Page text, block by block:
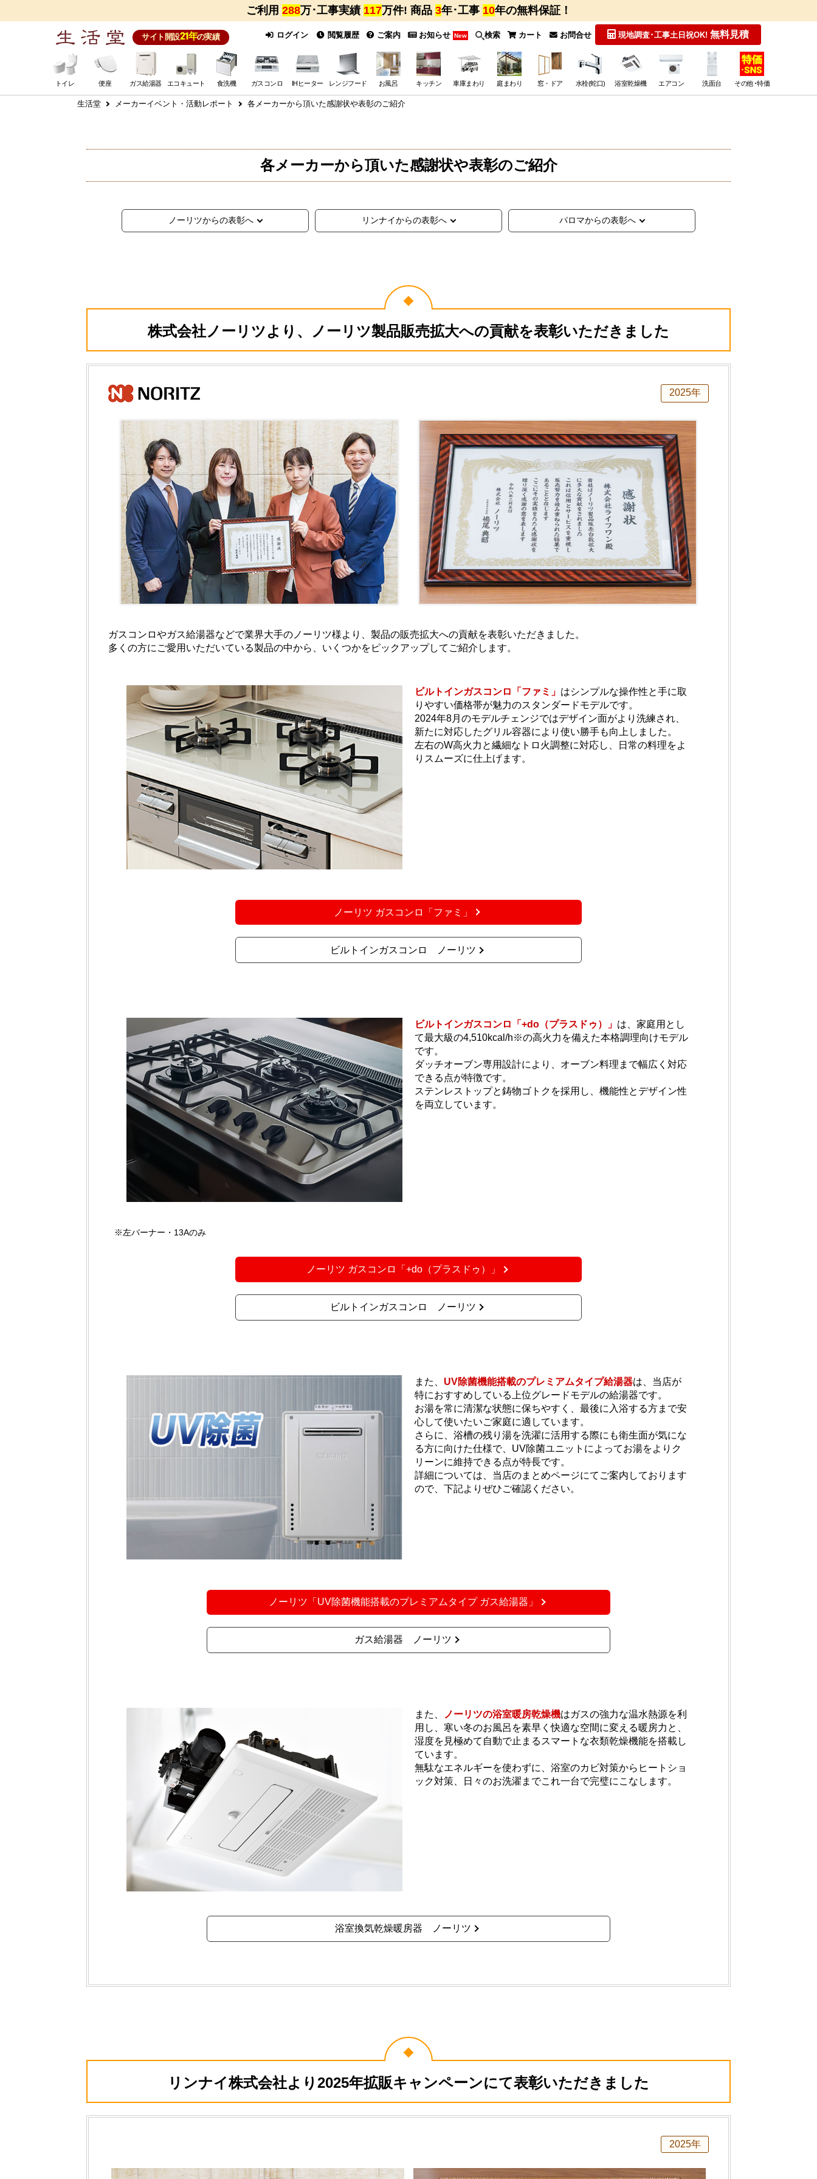
ご利用 288万･工事実績 117万件! 商品 3年･工事 10年の無料保証！
サイト開設21年の実績 ログイン 閲覧履歴 ご案内 お知らせ New 検索 カート お問合せ 現地調査･工事土日祝OK! 無料見積
トイレ 便座 ガス給湯器 エコキュート 食洗機 ガスコンロ IHヒーター レンジフード お風呂 キッチン 車庫まわり 庭まわり 窓・ドア 水栓(蛇口) 浴室乾燥機 エアコン 洗面台 その他･特価
生活堂 メーカーイベント・活動レポート 各メーカーから頂いた感謝状や表彰のご紹介
各メーカーから頂いた感謝状や表彰のご紹介
ノーリツからの表彰へ リンナイからの表彰へ パロマからの表彰へ
株式会社ノーリツより、ノーリツ製品販売拡大への貢献を表彰いただきました
2025年
ガスコンロやガス給湯器などで業界大手のノーリツ様より、製品の販売拡大への貢献を表彰いただきました。
多くの方にご愛用いただいている製品の中から、いくつかをピックアップしてご紹介します。
ビルトインガスコンロ「ファミ」 はシンプルな操作性と手に取
りやすい価格帯が魅力のスタンダードモデルです。
2024年8月のモデルチェンジではデザイン面がより洗練され、
新たに対応したグリル容器により使い勝手も向上しました。
左右のW高火力と繊細なトロ火調整に対応し、日常の料理をよ
りスムーズに仕上げます。
ノーリツ ガスコンロ「ファミ」
ビルトインガスコンロ ノーリツ
ビルトインガスコンロ「+do（プラスドゥ）」 は、家庭用とし
て最大級の4,510kcal/h※の高火力を備えた本格調理向けモデル
です。
ダッチオーブン専用設計により、オーブン料理まで幅広く対応
できる点が特徴です。
ステンレストップと鋳物ゴトクを採用し、機能性とデザイン性
を両立しています。
※左バーナー・13Aのみ
ノーリツ ガスコンロ「+do（プラスドゥ）」
ビルトインガスコンロ ノーリツ
また、 UV除菌機能搭載のプレミアムタイプ給湯器は、当店が
特におすすめしている上位グレードモデルの給湯器です。
お湯を常に清潔な状態に保ちやすく、最後に入浴する方まで安
心して使いたいご家庭に適しています。
さらに、浴槽の残り湯を洗濯に活用する際にも衛生面が気にな
る方に向けた仕様で、UV除菌ユニットによってお湯をよりク
リーンに維持できる点が特長です。
詳細については、当店のまとめページにてご案内しております
ので、下記よりぜひご確認ください。
ノーリツ「UV除菌機能搭載のプレミアムタイプ ガス給湯器」
ガス給湯器 ノーリツ
また、 ノーリツの浴室暖房乾燥機はガスの強力な温水熱源を利
用し、寒い冬のお風呂を素早く快適な空間に変える暖房力と、
湿度を見極めて自動で止まるスマートな衣類乾燥機能を搭載し
ています。
無駄なエネルギーを使わずに、浴室のカビ対策からヒートショ
ック対策、日々のお洗濯までこれ一台で完璧にこなします。
浴室換気乾燥暖房器 ノーリツ
リンナイ株式会社より2025年拡販キャンペーンにて表彰いただきました
2025年